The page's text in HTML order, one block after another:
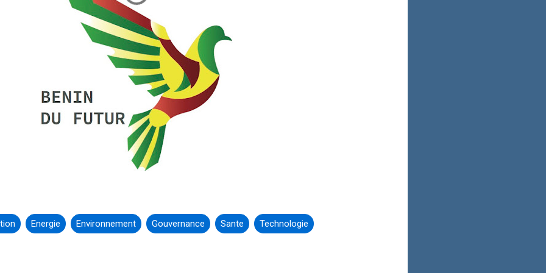
Energie Environnement Gouvernance Sante Technologie